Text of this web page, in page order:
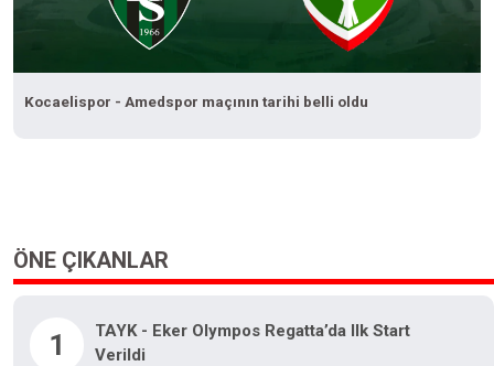
Kocaelispor - Amedspor maçının tarihi belli oldu
ÖNE ÇIKANLAR
1
TAYK - Eker Olympos Regatta’da Ilk Start
Verildi